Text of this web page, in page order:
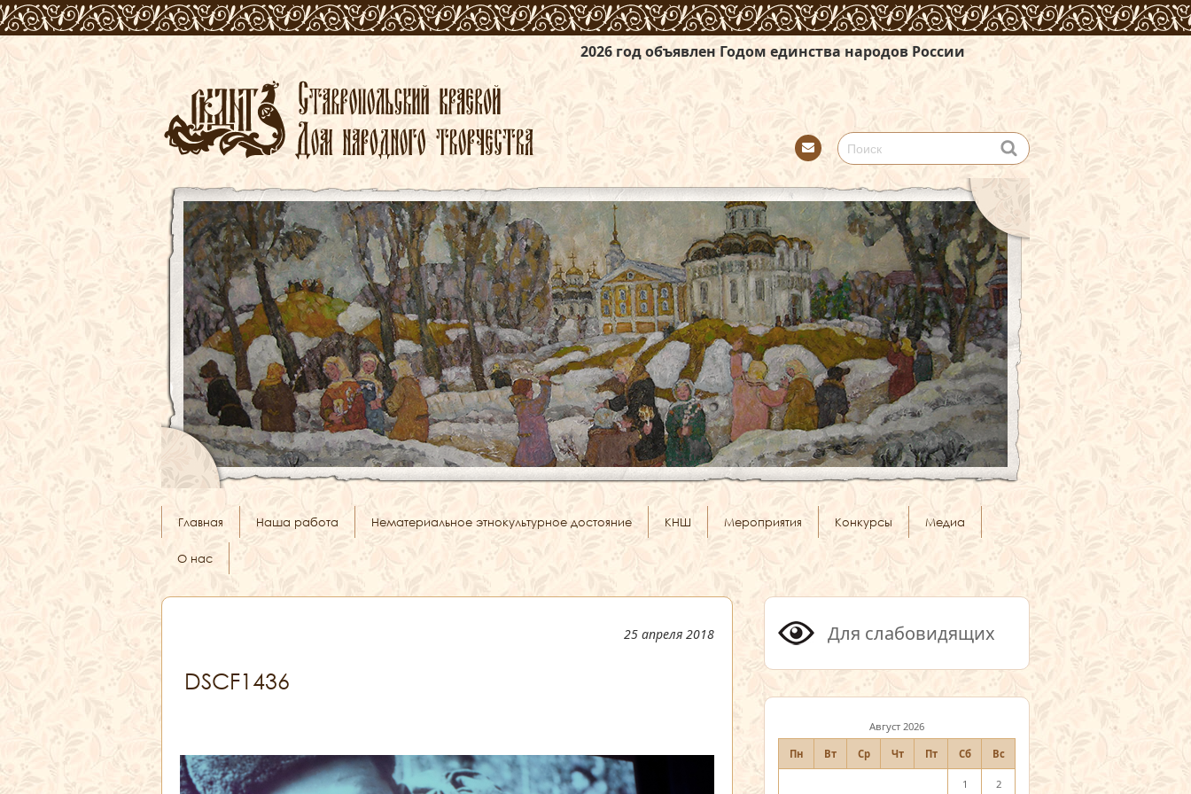
2026 год объявлен Годом единства народов России
tact
Главная Наша работа Нематериальное этнокультурное достояние КНШ Мероприятия Конкурсы Медиа
О нас
25 апреля 2018
DSCF1436
Для слабовидящих
Август 2026
Пн Вт Ср Чт Пт Сб Вс
1 2